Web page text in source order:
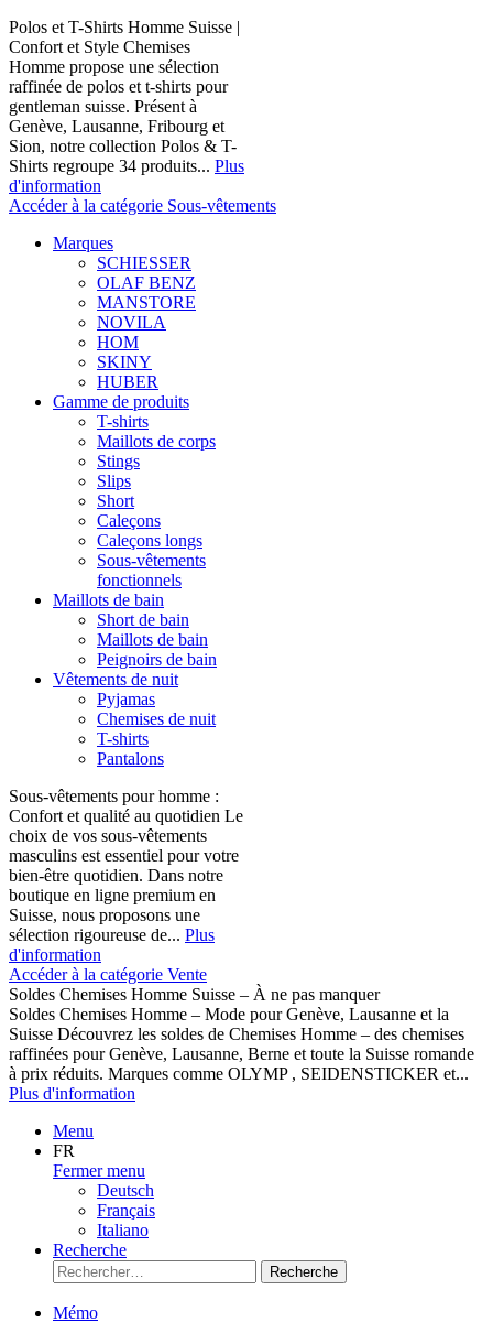
Polos et T-Shirts Homme Suisse |
Confort et Style Chemises
Homme propose une sélection
raffinée de polos et t-shirts pour
gentleman suisse. Présent à
Genève, Lausanne, Fribourg et
Sion, notre collection Polos & T-
Shirts regroupe 34 produits... Plus
d'information
Accéder à la catégorie Sous-vêtements
Marques
SCHIESSER
OLAF BENZ
MANSTORE
NOVILA
HOM
SKINY
HUBER
Gamme de produits
T-shirts
Maillots de corps
Stings
Slips
Short
Caleçons
Caleçons longs
Sous-vêtements
fonctionnels
Maillots de bain
Short de bain
Maillots de bain
Peignoirs de bain
Vêtements de nuit
Pyjamas
Chemises de nuit
T-shirts
Pantalons
Sous-vêtements pour homme :
Confort et qualité au quotidien Le
choix de vos sous-vêtements
masculins est essentiel pour votre
bien-être quotidien. Dans notre
boutique en ligne premium en
Suisse, nous proposons une
sélection rigoureuse de... Plus
d'information
Accéder à la catégorie Vente
Soldes Chemises Homme Suisse – À ne pas manquer
Soldes Chemises Homme – Mode pour Genève, Lausanne et la
Suisse Découvrez les soldes de Chemises Homme – des chemises
raffinées pour Genève, Lausanne, Berne et toute la Suisse romande
à prix réduits. Marques comme OLYMP , SEIDENSTICKER et...
Plus d'information
Menu
FR
Fermer menu
Deutsch
Français
Italiano
Recherche
Recherche
Mémo